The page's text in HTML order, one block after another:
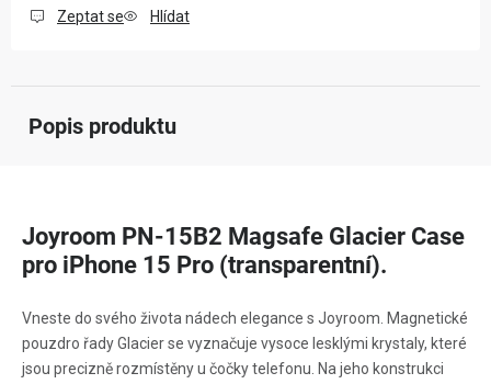
Zeptat se Hlídat
Popis produktu
Joyroom PN-15B2 Magsafe Glacier Case
pro iPhone 15 Pro (transparentní).
Vneste do svého života nádech elegance s Joyroom. Magnetické
pouzdro řady Glacier se vyznačuje vysoce lesklými krystaly, které
jsou precizně rozmístěny u čočky telefonu. Na jeho konstrukci